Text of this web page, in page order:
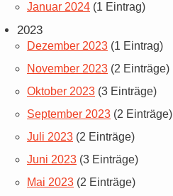
Januar 2024 (1 Eintrag)
2023
Dezember 2023 (1 Eintrag)
November 2023 (2 Einträge)
Oktober 2023 (3 Einträge)
September 2023 (2 Einträge)
Juli 2023 (2 Einträge)
Juni 2023 (3 Einträge)
Mai 2023 (2 Einträge)